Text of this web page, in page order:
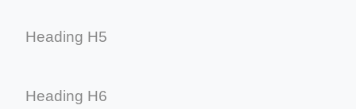
Heading H5
Heading H6